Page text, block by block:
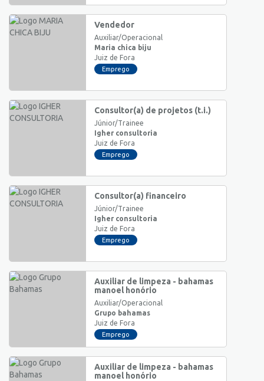
Vendedor
Auxiliar/Operacional
Maria chica biju
Juiz de Fora
Emprego
Consultor(a) de projetos (t.i.)
Júnior/Trainee
Igher consultoria
Juiz de Fora
Emprego
Consultor(a) financeiro
Júnior/Trainee
Igher consultoria
Juiz de Fora
Emprego
Auxiliar de limpeza - bahamas
manoel honório
Auxiliar/Operacional
Grupo bahamas
Juiz de Fora
Emprego
Auxiliar de limpeza - bahamas
manoel honório